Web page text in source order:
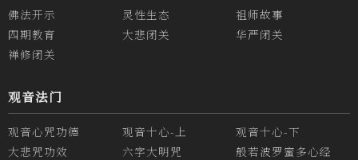
佛法开示 灵性生态
祖师故事
四期教育
大悲闭关
华严闭关
禅修闭关
观音法门
观音心咒功德 观音十心-上
观音十心-下
大悲咒功效
六字大明咒 般若波罗蜜多心经